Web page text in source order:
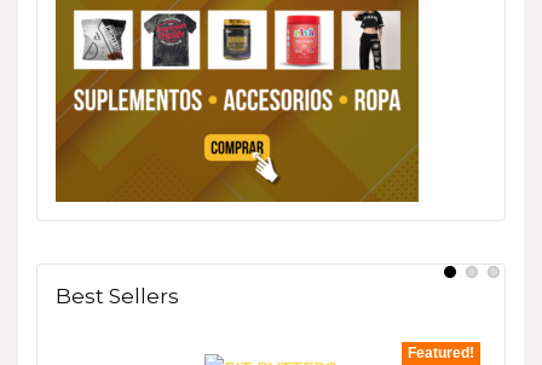
Best Sellers
Featured!